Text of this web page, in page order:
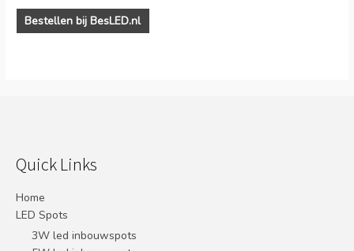
Bestellen bij BesLED.nl
Quick Links
Home
LED Spots
3W led inbouwspots